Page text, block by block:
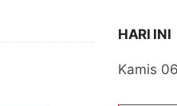
HARI INI
Kamis